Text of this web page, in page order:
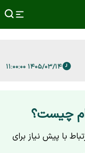
۱۴۰۵/۰۳/۱۴ ۱۱:۰۰:۰۰
چیست؟
با پیش نیاز برای